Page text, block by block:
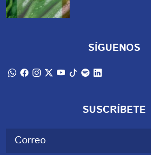
SÍGUENOS
SUSCRÍBETE